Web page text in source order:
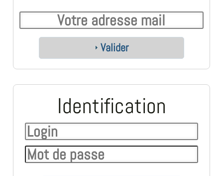
Valider
Identification